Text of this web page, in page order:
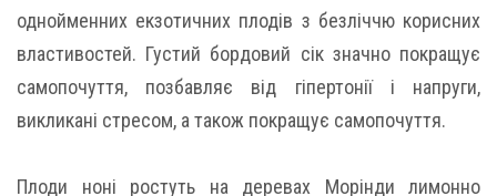
однойменних екзотичних плодів з безліччю корисних
властивостей. Густий бордовий сік значно покращує
самопочуття, позбавляє від гіпертонії і напруги,
викликані стресом, а також покращує самопочуття.
Плоди ноні ростуть на деревах Морінди лимонно